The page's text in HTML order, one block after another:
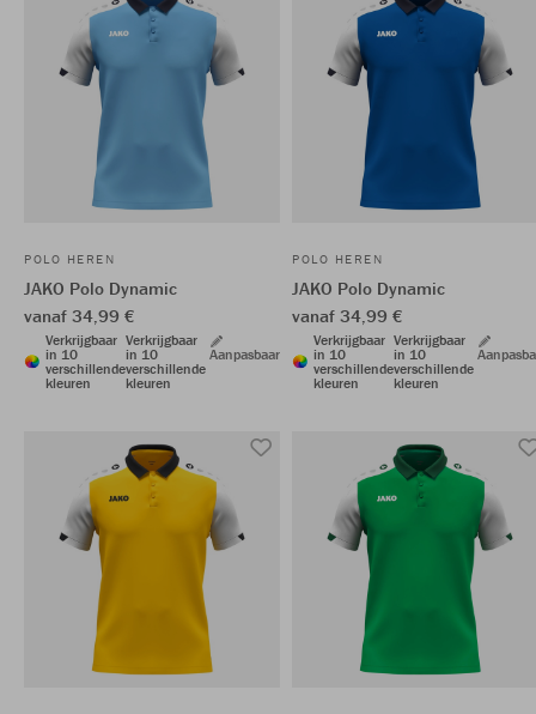
POLO HEREN
JAKO Polo Dynamic
vanaf 34,99 €
Verkrijgbaar
in 10
verschillende
kleuren
Verkrijgbaar
in 10
verschillende
kleuren
Aanpasbaar
POLO HEREN
JAKO Polo Dynamic
vanaf 34,99 €
Verkrijgbaar
in 10
verschillende
kleuren
Verkrijgbaar
in 10
verschillende
kleuren